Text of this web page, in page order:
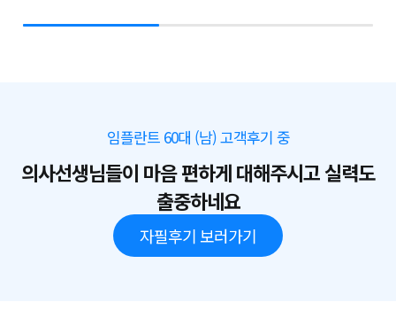
임플란트 60대 (남) 고객후기 중
의사선생님들이 마음 편하게 대해주시고 실력도
출중하네요
자필후기 보러가기